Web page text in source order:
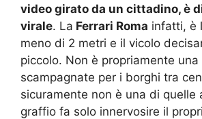
video girato da un cittadino, è
virale. La Ferrari Roma infatti, è
meno di 2 metri e il vicolo
piccolo. Non è propriamente
scampagnate per i borghi tra
sicuramente non è una di quelle
graffio fa solo innervosire il